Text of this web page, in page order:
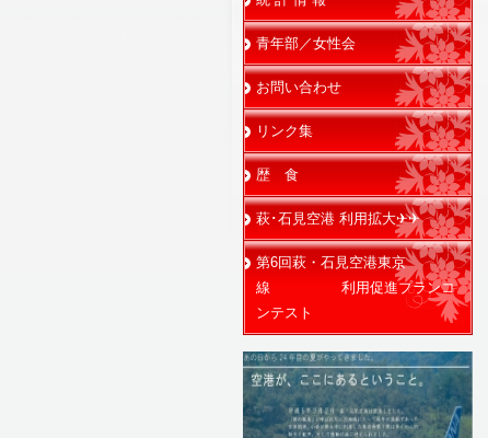
青年部／女性会
お問い合わせ
リンク集
歴 食
萩･石見空港 利用拡大✈✈
第6回萩・石見空港東京
線 利用促進プランコ
ンテスト